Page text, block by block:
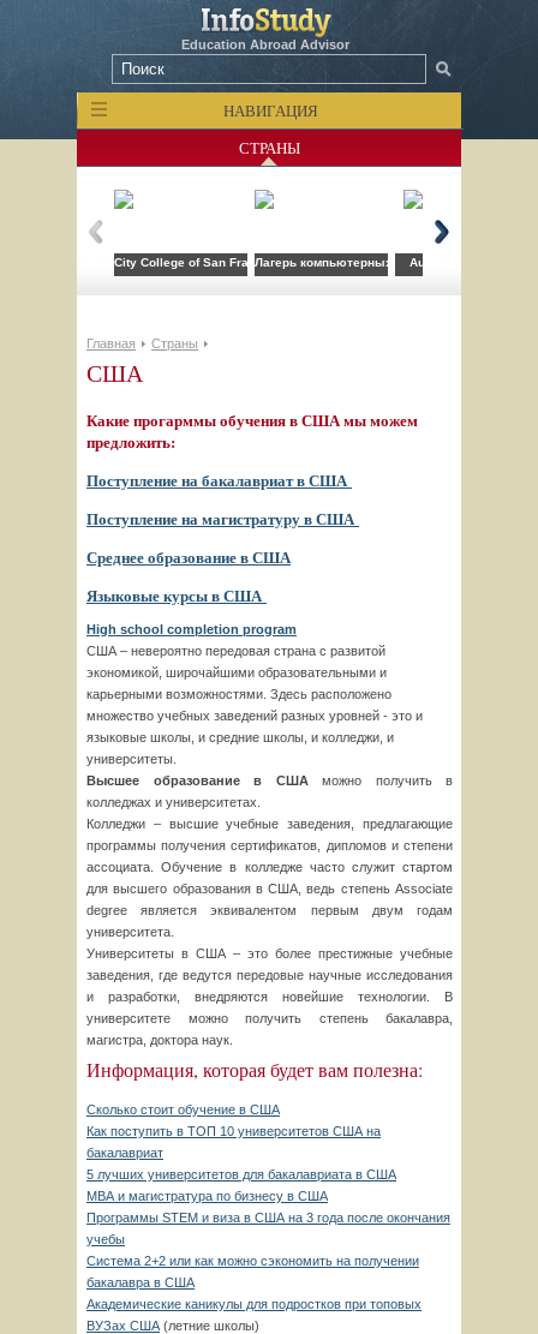
Education Abroad Advisor
НАВИГАЦИЯ
СТРАНЫ
City College of San FranciscoЛагерь компьютерных технологий FLS при
Auburn University
Главная Страны
США
Какие прогарммы обучения в США мы можем
предложить:
Поступление на бакалавриат в США
Поступление на магистратуру в США
Среднее образование в США
Языковые курсы в США
High school completion program
CША – невероятно передовая страна с развитой
экономикой, широчайшими образовательными и
карьерными возможностями. Здесь расположено
множество учебных заведений разных уровней - это и
языковые школы, и средние школы, и колледжи, и
университеты.
Высшее образование в СШАможно получить в
колледжах и университетах.
Колледжи – высшие учебные заведения, предлагающие
программы получения сертификатов, дипломов и степени
ассоциата. Обучение в колледже часто служит стартом
для высшего образования в США, ведь степень Associate
degree является эквивалентом первым двум годам
университета.
Университеты в США – это более престижные учебные
заведения, где ведутся передовые научные исследования
и разработки, внедряются новейшие технологии. В
университете можно получить степень бакалавра,
магистра, доктора наук.
Информация, которая будет вам полезна:
Сколько стоит обучение в США
Как поступить в ТОП 10 университетов США на
бакалавриат
5 лучших университетов для бакалавриата в США
МВА и магистратура по бизнесу в США
Программы STEM и виза в США на 3 года после окончания
учебы
Система 2+2 или как можно сэкономить на получении
бакалавра в США
Академические каникулы для подростков при топовых
ВУЗах США (летние школы)